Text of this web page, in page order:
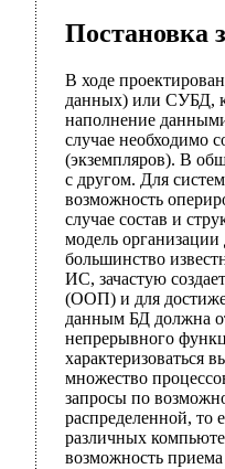
Постановка
В ходе
данных) или СУБД,
наполнение
случае необходимо
(экземпляров). В
с другом. Для
возможность
случае состав и
модель организации
большинство
ИС, зачастую
(ООП) и для
данным БД должна
непрерывного
характеризоваться
множество
запросы по
распределенной, то
различных
возможность